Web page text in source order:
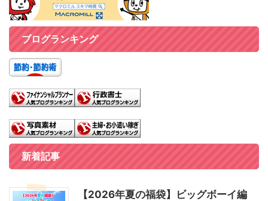
ブログランキング
新着記事
【2026年夏の福袋】ビッグボーイ編